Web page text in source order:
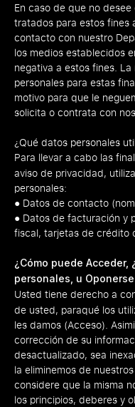
En caso de que no
tratados para estos fines
contacto con nuestro
los medios establecidos
negativa a estos fines.
personales para estas
motivo para que le
solicita o contrata con
¿Qué datos personales
Para llevar a cabo las
aviso de privacidad,
personales:
● Datos de contacto
● Datos de facturación y
fiscal, tarjetas de crédito
¿Cómo puede
personales, u
Usted tiene derecho a
de usted, paraqué los
les damos (Acceso).
corrección de su
desactualizado, sea
la eliminemos de
considere que la misma
los principios, deberes y